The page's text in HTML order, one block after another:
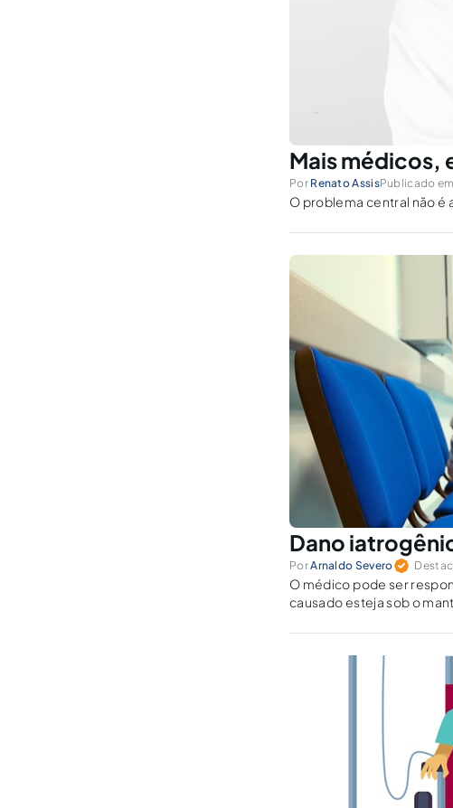
Mais médicos,
Por Renato AssisPublicado
O problema central não é
Dano
PorArnaldo Severo
O médico pode ser
causado esteja sob o